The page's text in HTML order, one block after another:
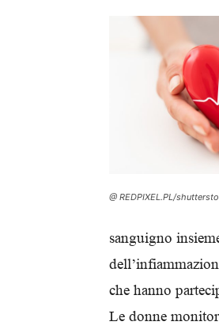
@ REDPIXEL.PL/
sanguigno
che hanno
Le donne